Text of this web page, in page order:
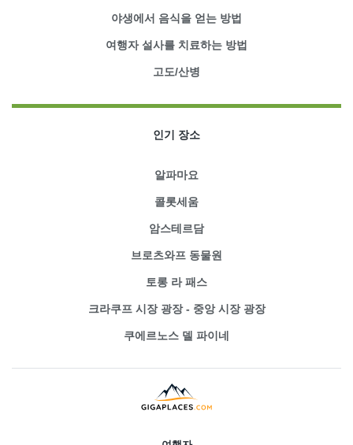
야생에서 음식을 얻는 방법
여행자 설사를 치료하는 방법
고도/산병
인기 장소
알파마요
콜롯세움
암스테르담
브로츠와프 동물원
토롱 라 패스
크라쿠프 시장 광장 - 중앙 시장 광장
쿠에르노스 델 파이네